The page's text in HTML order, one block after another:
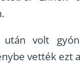
után volt
vették ezt